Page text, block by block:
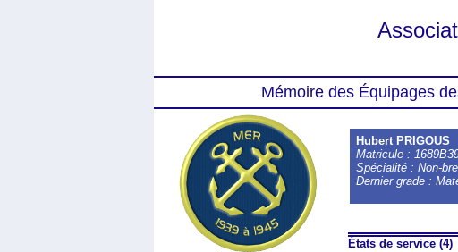
Mémoire des Équipages
Hubert PRIGOUS
Matricule :
Spécialité : Non-
Dernier grade :
États de service (4)